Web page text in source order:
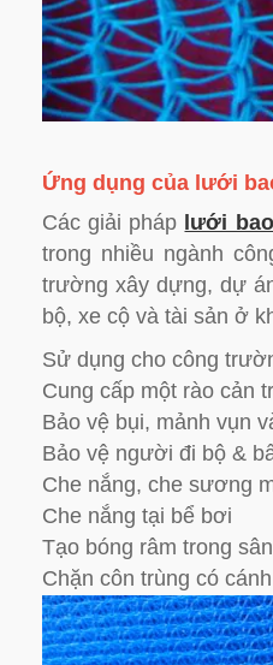
Ứng dụng của lưới
Các giải pháp lưới
trong nhiều ngành
trường xây dựng, dự
bộ, xe cộ và tài sản ở
Sử dụng cho công
Cung cấp một rào cản
Bảo vệ bụi, mảnh vụn
Bảo vệ người đi bộ &
Che nắng, che sương
Che nắng tại bể bơi
Tạo bóng râm trong
Chặn côn trùng có